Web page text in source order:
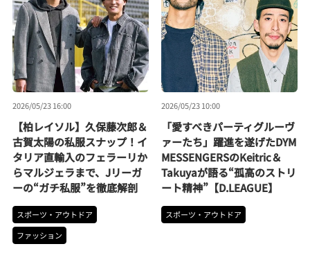
2026/05/23 16:00
【柏レイソル】久保藤次郎＆
古賀太陽の私服スナップ！イ
タリア直輸入のフェラーリか
らマルジェラまで、Jリーガ
ーの“ガチ私服”を徹底解剖
スポーツ・アウトドア
ファッション
2026/05/23 10:00
「愛すべきパーティグルーヴ
ァーたち」躍進を遂げたDYM
MESSENGERSのKeitric＆
Takuyaが語る“孤高のストリ
ート精神”【D.LEAGUE】
スポーツ・アウトドア